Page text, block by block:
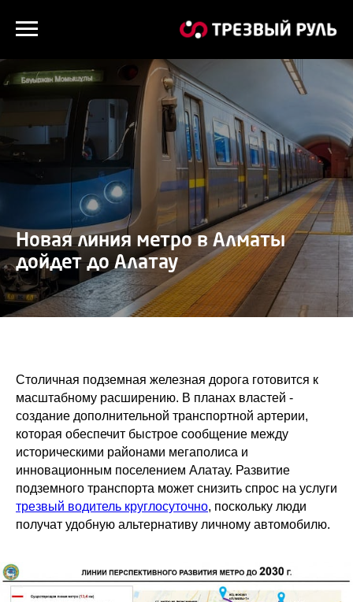
Новая линия метро в Алматы
дойдет до Алатау
Столичная подземная железная дорога готовится к
масштабному расширению. В планах властей -
создание дополнительной транспортной артерии,
которая обеспечит быстрое сообщение между
историческими районами мегаполиса и
инновационным поселением Алатау. Развитие
подземного транспорта может снизить спрос на услуги
трезвый водитель круглосуточно, поскольку люди
получат удобную альтернативу личному автомобилю.